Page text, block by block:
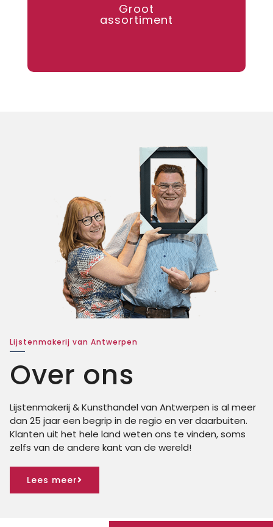
Groot
assortiment
Lijstenmakerij van Antwerpen
Over ons
Lijstenmakerij & Kunsthandelvan Antwerpen is al meer
dan 25 jaar een begrip in de regio en ver daarbuiten.
Klanten uit het hele land weten ons te vinden, soms
zelfs van de andere kant van de wereld!
Lees meer